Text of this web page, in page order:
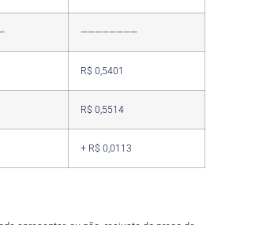
————————
R$ 0,5401
R$ 0,5514
+ R$ 0,0113